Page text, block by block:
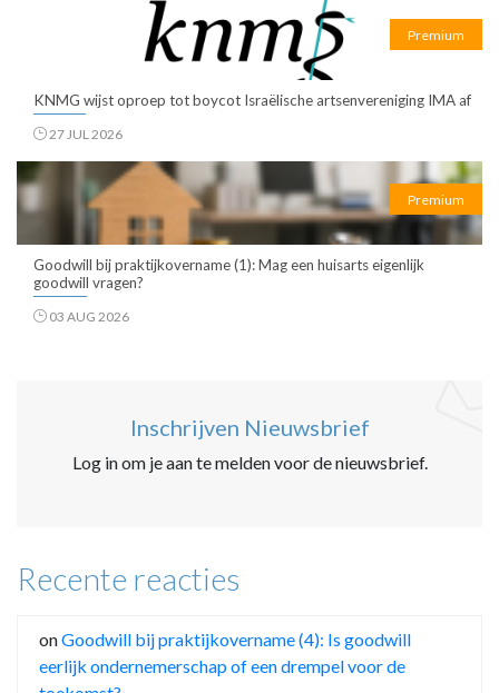
Premium
KNMG wijst oproep tot boycot Israëlische artsenvereniging IMA af
27 JUL 2026
Premium
Goodwill bij praktijkovername (1): Mag een huisarts eigenlijk
goodwill vragen?
03 AUG 2026
Inschrijven Nieuwsbrief
Log in om je aan te melden voor de nieuwsbrief.
Recente reacties
onGoodwill bij praktijkovername (4): Is goodwill
eerlijk ondernemerschap of een drempel voor de